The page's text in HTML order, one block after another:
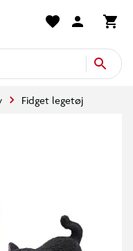
Fidget legetøj